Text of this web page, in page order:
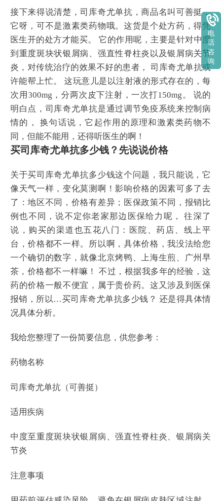
接下来得说清楚，司库奇尤单抗，商品名叫可善挺，
它呀，可不是激素类药物哦。这货是个处方药，得凭
医生开的处方才能买。 它的作用呢，主要是针对中度
到重度斑块状银屑病、强直性脊柱炎以及银屑病关节
炎，对传统治疗的效果不好的患者， 司库奇尤单抗或
许能帮上忙。 这玩意儿是以注射液的形式存在的，每
次用300mg，分两次皮下注射，一次打150mg。 说的
明白点，司库奇尤单抗是通过调节免疫系统来控制病
情的， 换句话说，它起作用的原理和激素类药物不
同，但能不能用，还得听医生的啊！
买司库奇尤单抗多少钱？先说说价格
关于买司库奇尤单抗多少钱这个问题，我只能说，它
像天气一样，变化莫测啊！影响价格的因素可多了去
了：地区不同，价格有差异；医保政策不同，报销比
例也不同，说不定你老家那边医保给力呢， 往深了
说，购买的渠道也五花八门：医院、药店、线上平
台，价格都不一样。所以啊，具体价格，我没法给您
一个确切的数字，就像北京烤鸭、上海生煎、广州早
茶，价格都不一样嘛！ 不过，根据我多年的经验，这
药的价格一般不便宜，属于贵价药。这又涉及到医保
报销，所以…买司库奇尤单抗多少钱？ 还是得具体情
况具体分析。
我给您整理了一份简要信息，供您参考：
药物名称
司库奇尤单抗（可善挺）
适用疾病
中度至重度斑块状银屑病、强直性脊柱炎、银屑病关
节炎
注意事项
电
话
咨
询